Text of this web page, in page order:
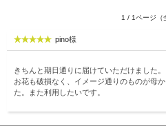
1 / 1ページ（
pino様
きちんと期日通りに届けていただけました。
お花も破損なく、イメージ通りのものが母
た。また利用したいです。